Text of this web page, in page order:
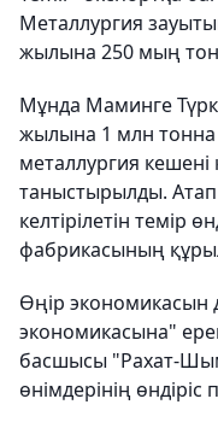
Металлургия
жылына 250 мың
Мұнда Маминге
жылына 1 млн тонна
металлургия
таныстырылды. Атап
келтірілетін темір
фабрикасының
Өңір экономикасын
экономикасына"
басшысы "Рахат-
өнімдерінің өндіріс